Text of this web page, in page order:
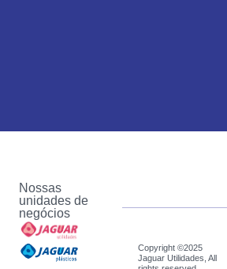
Nossas
unidades de
negócios
Copyright ©2025
Jaguar Utilidades, All